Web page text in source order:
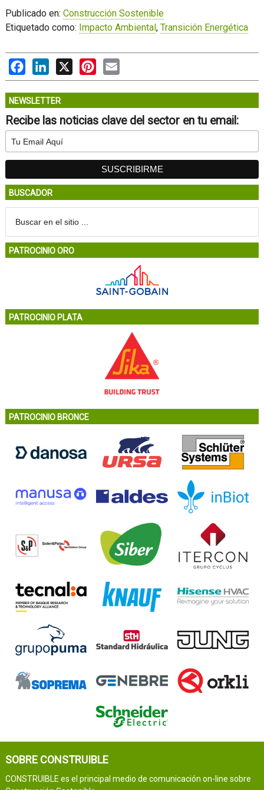
Publicado en: Construcción Sostenible
Etiquetado como: Impacto Ambiental, Transición Energética
FacebookLinkedIn
X PinterestEmail
NEWSLETTER
Recibe las noticias clave del sector en tu email:
BUSCADOR
PATROCINIO ORO
PATROCINIO PLATA
PATROCINIO BRONCE
SOBRE CONSTRUIBLE
CONSTRUIBLE es el principal medio de comunicación on-line sobre